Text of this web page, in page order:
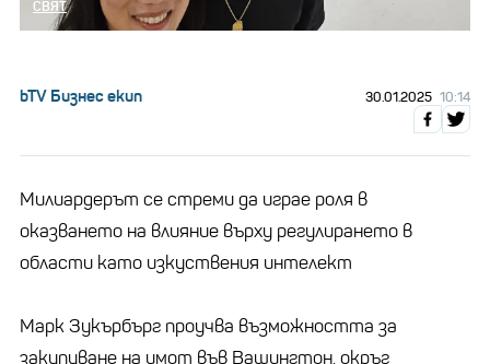
СВЯТ
bTV Бизнес екип 30.01.2025 10:14
Милиардерът се стреми да играе роля в
оказването на влияние върху регулирането в
области като изкуствения интелект
Марк Зукърбърг проучва възможността за
закупуване на имот във Вашингтон, окръг